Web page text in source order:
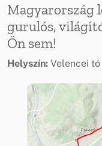
Magyarország
gurulós,
Ön sem!
Helyszín: Velencei